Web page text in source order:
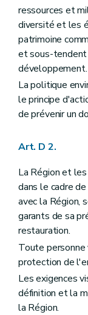
Art. D
Art. D
Art. D
Art. D
Art. D
Art. D
Art. D
Art. D
Art.D
TitreII/1
Art.
ressources et
diversité et les
patrimoine
et sous-tendent
développement.
La politique
le principe
de prévenir un
Art. D 2.
La Région et
dans le cadre
avec la Région,
garants de sa
restauration.
Toute
protection de
Les exigences
définition et la
la Région.